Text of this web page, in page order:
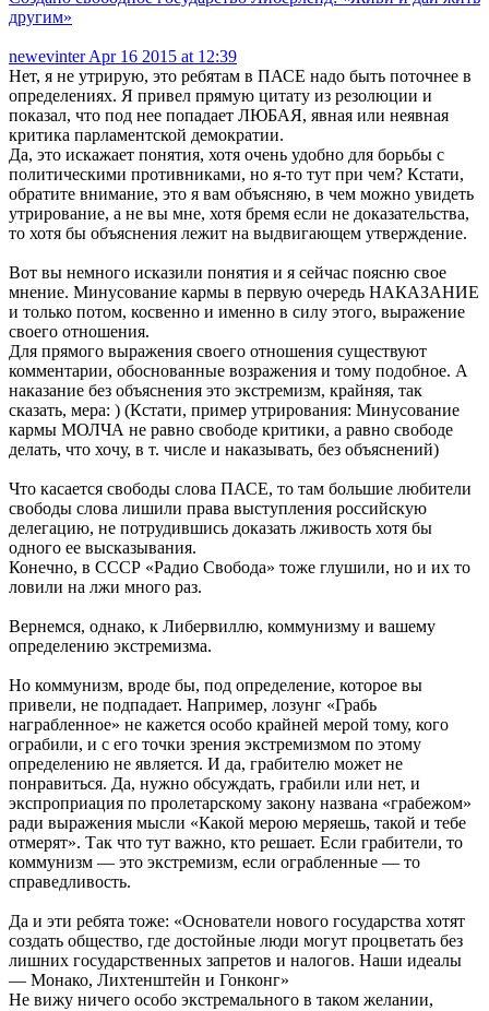
другим»
newevinterApr 16 2015 at 12:39
Нет, я не утрирую, это ребятам в ПАСЕ надо быть поточнее в
определениях. Я привел прямую цитату из резолюции и
показал, что под нее попадает ЛЮБАЯ, явная или неявная
критика парламентской демократии.
Да, это искажает понятия, хотя очень удобно для борьбы с
политическими противниками, но я-то тут при чем? Кстати,
обратите внимание, это я вам объясняю, в чем можно увидеть
утрирование, а не вы мне, хотя бремя если не доказательства,
то хотя бы объяснения лежит на выдвигающем утверждение.
Вот вы немного исказили понятия и я сейчас поясню свое
мнение. Минусование кармы в первую очередь НАКАЗАНИЕ
и только потом, косвенно и именно в силу этого, выражение
своего отношения.
Для прямого выражения своего отношения существуют
комментарии, обоснованные возражения и тому подобное. А
наказание без объяснения это экстремизм, крайняя, так
сказать, мера: ) (Кстати, пример утрирования: Минусование
кармы МОЛЧА не равно свободе критики, а равно свободе
делать, что хочу, в т. числе и наказывать, без объяснений)
Что касается свободы слова ПАСЕ, то там большие любители
свободы слова лишили права выступления российскую
делегацию, не потрудившись доказать лживость хотя бы
одного ее высказывания.
Конечно, в СССР «Радио Свобода» тоже глушили, но и их то
ловили на лжи много раз.
Вернемся, однако, к Либервиллю, коммунизму и вашему
определению экстремизма.
Но коммунизм, вроде бы, под определение, которое вы
привели, не подпадает. Например, лозунг «Грабь
награбленное» не кажется особо крайней мерой тому, кого
ограбили, и с его точки зрения экстремизмом по этому
определению не является. И да, грабителю может не
понравиться. Да, нужно обсуждать, грабили или нет, и
экспроприация по пролетарскому закону названа «грабежом»
ради выражения мысли «Какой мерою меряешь, такой и тебе
отмерят». Так что тут важно, кто решает. Если грабители, то
коммунизм — это экстремизм, если ограбленные — то
справедливость.
Да и эти ребята тоже: «Основатели нового государства хотят
создать общество, где достойные люди могут процветать без
лишних государственных запретов и налогов. Наши идеалы
— Монако, Лихтенштейн и Гонконг»
Не вижу ничего особо экстремального в таком желании,